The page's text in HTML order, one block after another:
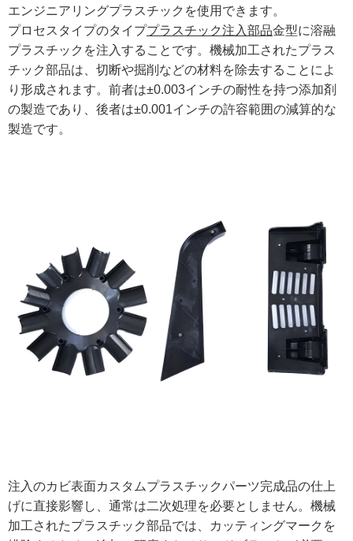
エンジニアリングプラスチックを使用できます。
プロセスタイプのタイププラスチック注入部品金型に溶融
プラスチックを注入することです。機械加工されたプラス
チック部品は、切断や掘削などの材料を除去することによ
り形成されます。前者は±0.003インチの耐性を持つ添加剤
の製造であり、後者は±0.001インチの許容範囲の減算的な
製造です。
注入のカビ表面カスタムプラスチックパーツ完成品の仕上
げに直接影響し、通常は二次処理を必要としません。機械
加工されたプラスチック部品では、カッティングマークを